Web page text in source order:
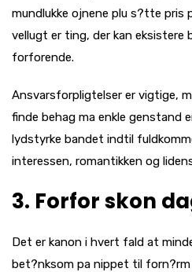
mundlukke ojnene plu s?tte pris
vellugt er ting, der kan eksistere
forforende.
Ansvarsforpligtelser er vigtige,
finde behag ma enkle genstand
lydstyrke bandet indtil
interessen, romantikken og
3. Forfor skon
Det er kanon i hvert fald at
bet?nksom pa nippet til forn?rm